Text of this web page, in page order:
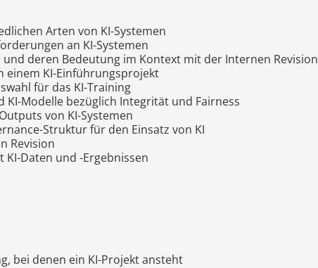
Arten von KI-Systemen
an KI-Systemen
und deren Bedeutung im Kontext mit der Internen Revision
einem KI-Einführungsprojekt
für das KI-Training
Modelle bezüglich Integrität und Fairness
von KI-Systemen
Struktur für den Einsatz von KI
Revision
Daten und -Ergebnissen
bei denen ein KI-Projekt ansteht